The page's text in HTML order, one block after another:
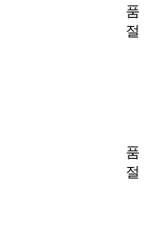
품
절
품
절